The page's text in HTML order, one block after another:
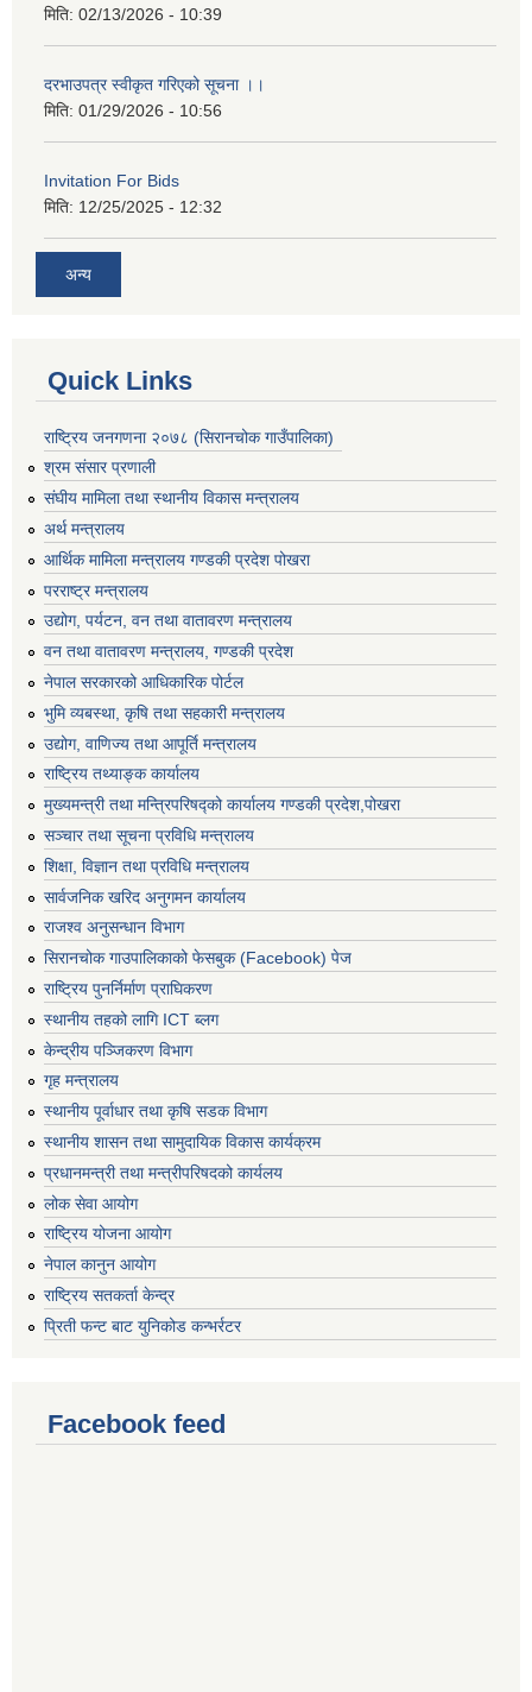
मिति: 02/13/2026 - 10:39
दरभाउपत्र स्वीकृत गरिएको सूचना ।।
मिति: 01/29/2026 - 10:56
Invitation For Bids
मिति: 12/25/2025 - 12:32
अन्य
Quick Links
राष्ट्रिय जनगणना २०७८ (सिरानचोक गाउँपालिका)
श्रम संसार प्रणाली
संघीय मामिला तथा स्थानीय विकास मन्त्रालय
अर्थ मन्त्रालय
आर्थिक मामिला मन्त्रालय गण्डकी प्रदेश पोखरा
परराष्ट्र मन्त्रालय
उद्योग, पर्यटन, वन तथा वातावरण मन्त्रालय
वन तथा वातावरण मन्त्रालय, गण्डकी प्रदेश
नेपाल सरकारको आधिकारिक पोर्टल
भुमि व्यबस्था, कृषि तथा सहकारी मन्त्रालय
उद्योग, वाणिज्य तथा आपूर्ति मन्त्रालय
राष्ट्रिय तथ्याङ्क कार्यालय
मुख्यमन्त्री तथा मन्त्रिपरिषद्को कार्यालय गण्डकी प्रदेश,पोखरा
सञ्‍चार तथा सूचना प्रविधि मन्त्रालय
शिक्षा, विज्ञान तथा प्रविधि मन्त्रालय
सार्वजनिक खरिद अनुगमन कार्यालय
राजश्व अनुसन्धान विभाग
सिरानचोक गाउपालिकाको फेसबुक (Facebook) पेज
राष्ट्रिय पुनर्निर्माण प्राघिकरण
स्थानीय तहको लागि ICT ब्लग
केन्द्रीय पञ्जिकरण विभाग
गृह मन्त्रालय
स्थानीय पूर्वाधार तथा कृषि सडक विभाग
स्थानीय शासन तथा सामुदायिक विकास कार्यक्रम
प्रधानमन्त्री तथा मन्त्रीपरिषदको कार्यलय
लोक सेवा आयोग
राष्ट्रिय योजना आयोग
नेपाल कानुन आयोग
राष्ट्रिय सतकर्ता केन्द्र
प्रिती फन्ट बाट युनिकोड कन्भर्रटर
Facebook feed